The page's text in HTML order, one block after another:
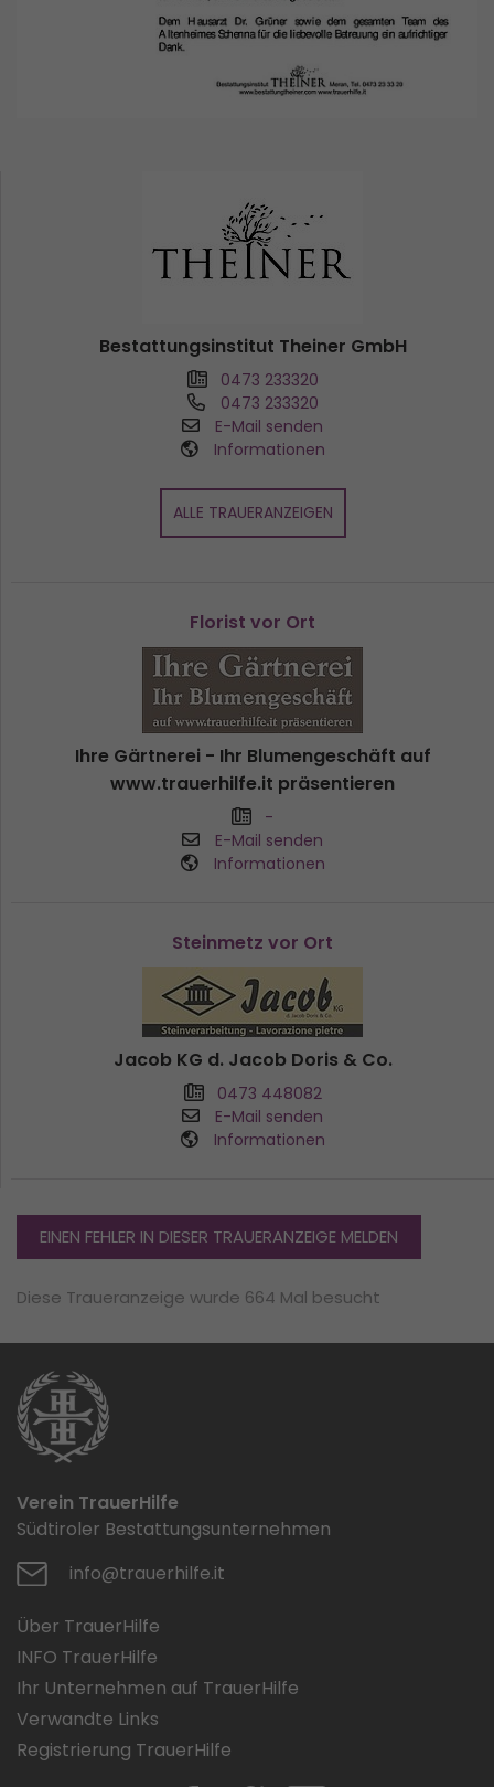
Bestattungsinstitut Theiner GmbH
0473 233320
0473 233320
E-Mail senden
Informationen
ALLE TRAUERANZEIGEN
Florist vor Ort
Ihre Gärtnerei - Ihr Blumengeschäft auf
www.trauerhilfe.it präsentieren
-
E-Mail senden
Informationen
Steinmetz vor Ort
Jacob KG d. Jacob Doris & Co.
0473 448082
E-Mail senden
Informationen
EINEN FEHLER IN DIESER TRAUERANZEIGE MELDEN
Diese Traueranzeige wurde 664 Mal besucht
Verein TrauerHilfe
Südtiroler Bestattungsunternehmen
info@trauerhilfe.it
Über TrauerHilfe
INFO TrauerHilfe
Ihr Unternehmen auf TrauerHilfe
Verwandte Links
Registrierung TrauerHilfe